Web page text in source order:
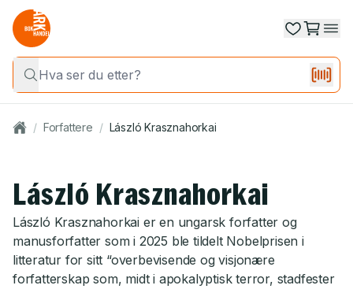
/ Forfattere / László Krasznahorkai
László Krasznahorkai
László Krasznahorkai er en ungarsk forfatter og
manusforfatter som i 2025 ble tildelt Nobelprisen i
litteratur for sitt “overbevisende og visjonære
forfatterskap som, midt i apokalyptisk terror, stadfester